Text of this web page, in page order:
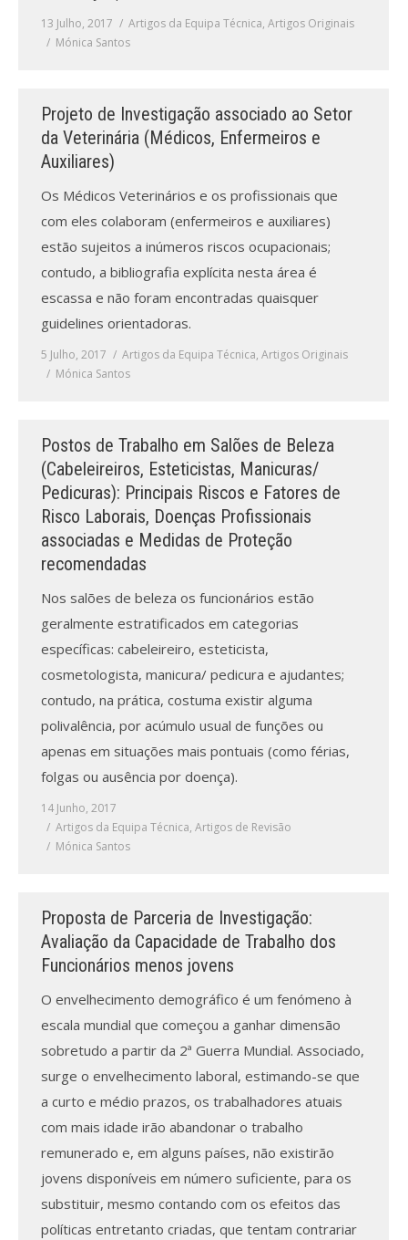
13 Julho, 2017 Artigos da Equipa Técnica, Artigos Originais
Mónica Santos
Projeto de Investigação associado ao Setor
da Veterinária (Médicos, Enfermeiros e
Auxiliares)
Os Médicos Veterinários e os profissionais que
com eles colaboram (enfermeiros e auxiliares)
estão sujeitos a inúmeros riscos ocupacionais;
contudo, a bibliografia explícita nesta área é
escassa e não foram encontradas quaisquer
guidelines orientadoras.
5 Julho, 2017 Artigos da Equipa Técnica, Artigos Originais
Mónica Santos
Postos de Trabalho em Salões de Beleza
(Cabeleireiros, Esteticistas, Manicuras/
Pedicuras): Principais Riscos e Fatores de
Risco Laborais, Doenças Profissionais
associadas e Medidas de Proteção
recomendadas
Nos salões de beleza os funcionários estão
geralmente estratificados em categorias
específicas: cabeleireiro, esteticista,
cosmetologista, manicura/ pedicura e ajudantes;
contudo, na prática, costuma existir alguma
polivalência, por acúmulo usual de funções ou
apenas em situações mais pontuais (como férias,
folgas ou ausência por doença).
14 Junho, 2017
Artigos da Equipa Técnica, Artigos de Revisão
Mónica Santos
Proposta de Parceria de Investigação:
Avaliação da Capacidade de Trabalho dos
Funcionários menos jovens
O envelhecimento demográfico é um fenómeno à
escala mundial que começou a ganhar dimensão
sobretudo a partir da 2ª Guerra Mundial. Associado,
surge o envelhecimento laboral, estimando-se que
a curto e médio prazos, os trabalhadores atuais
com mais idade irão abandonar o trabalho
remunerado e, em alguns países, não existirão
jovens disponíveis em número suficiente, para os
substituir, mesmo contando com os efeitos das
políticas entretanto criadas, que tentam contrariar